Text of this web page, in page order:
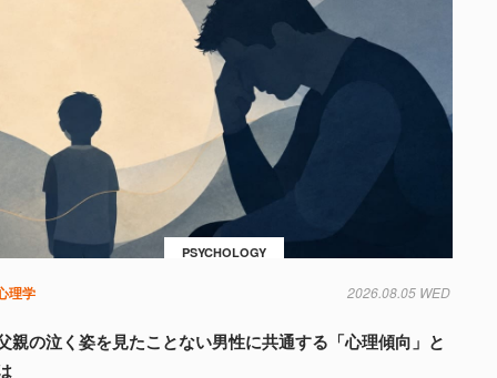
PSYCHOLOGY
理学 2026.08.05 WED
親の泣く姿を見たことない男性に共通する「心理傾向」と